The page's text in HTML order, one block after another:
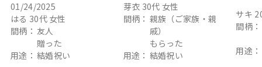
01/24/2025
はる 30代 女性
間柄： 友人
贈った
用途： 結婚祝い
芽衣 30代 女性
間柄： 親族（ご家族・親
戚）
もらった
用途： 結婚祝い
サキ
間柄：
用途：